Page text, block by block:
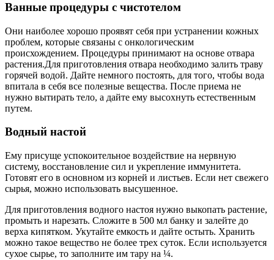
Ванные процедуры с чистотелом
Они наиболее хорошо проявят себя при устранении кожных
проблем, которые связаны с онкологическим
происхождением. Процедуры принимают на основе отвара
растения.Для приготовления отвара необходимо залить траву
горячей водой. Дайте немного постоять, для того, чтобы вода
впитала в себя все полезные вещества. После приема не
нужно вытирать тело, а дайте ему высохнуть естественным
путем.
Водный настой
Ему присуще успокоительное воздействие на нервную
систему, восстановление сил и укрепление иммунитета.
Готовят его в основном из корней и листьев. Если нет свежего
сырья, можно использовать высушенное.
Для приготовления водного настоя нужно выкопать растение,
промыть и нарезать. Сложите в 500 мл банку и залейте до
верха кипятком. Укутайте емкость и дайте остыть. Хранить
можно такое вещество не более трех суток. Если используется
сухое сырье, то заполните им тару на ¼.